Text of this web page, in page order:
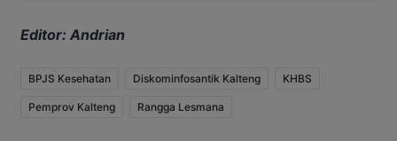
Editor: Andrian
BPJS Kesehatan Diskominfosantik Kalteng KHBS
Pemprov Kalteng Rangga Lesmana